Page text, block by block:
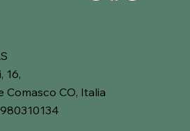
16,
Comasco CO, Italia